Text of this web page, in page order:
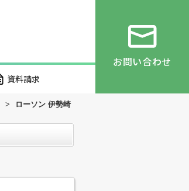
資料請求
お問い合わせ
>
ローソン 伊勢崎